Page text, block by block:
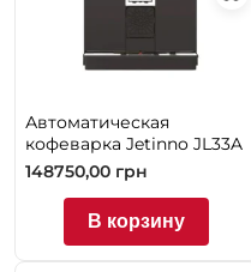
Автоматическая
кофеварка Jetinno JL33A
148750,00 грн
В корзину